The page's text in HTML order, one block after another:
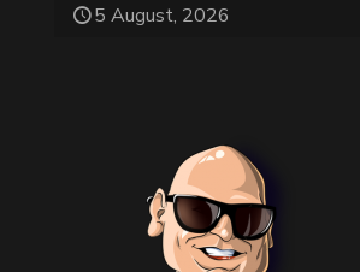
5 August, 2026